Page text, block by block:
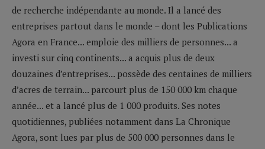
de recherche indépendante au monde. Il a lancé des
entreprises partout dans le monde – dont les Publications
Agora en France... emploie des milliers de personnes... a
investi sur cinq continents... a acquis plus de deux
douzaines d’entreprises... possède des centaines de milliers
d’acres de terrain... parcourt plus de 150 000 km chaque
année... et a lancé plus de 1 000 produits. Ses notes
quotidiennes, publiées notamment dans La Chronique
Agora, sont lues par plus de 500 000 personnes dans le